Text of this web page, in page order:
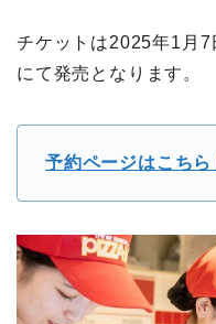
チケットは2025年1月7
にて発売となります。
予約ページはこちら